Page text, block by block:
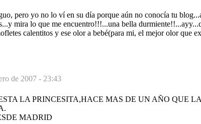
pero yo no lo ví en su día porque aún no conocía tu
mira lo que me encuentro!!!...una bella
calentitos y ese olor a bebé(para mi, el mejor olor que
de 2007 - 23:43
LA PRINCESITA,HACE MAS DE UN AÑO QUE
MADRID